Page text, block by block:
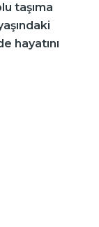
taşıma
hayatını